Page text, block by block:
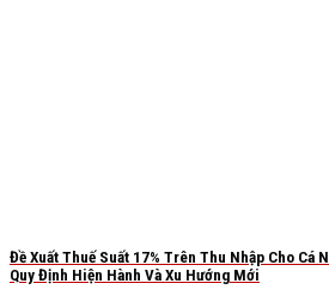
Đề Xuất Thuế Suất 17% Trên Thu Nhập Cho Cá
Quy Định Hiện Hành Và Xu Hướng Mới